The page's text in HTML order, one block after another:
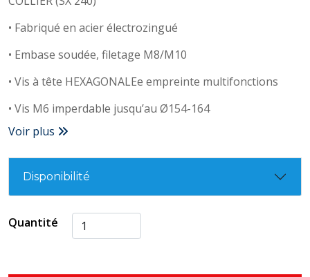
• Fabriqué en acier électrozingué
• Embase soudée, filetage M8/M10
• Vis à tête HEXAGONALEe empreinte multifonctions
• Vis M6 imperdable jusqu’au Ø154-164
Voir plus
Disponibilité
Quantité